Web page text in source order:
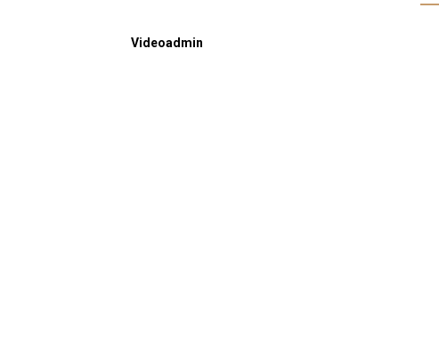
Videoadmin